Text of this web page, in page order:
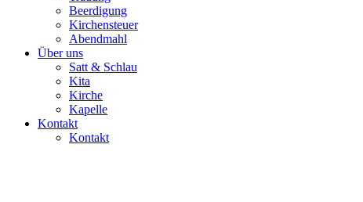
Beerdigung
Kirchensteuer
Abendmahl
Über uns
Satt & Schlau
Kita
Kirche
Kapelle
Kontakt
Kontakt